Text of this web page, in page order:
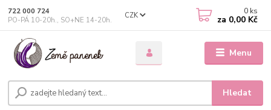
Menu
CZK
Hledat
722 000 724
PO-PÁ 10-20h., SO+NE 14-20h.
0 ks
za 0,00 Kč